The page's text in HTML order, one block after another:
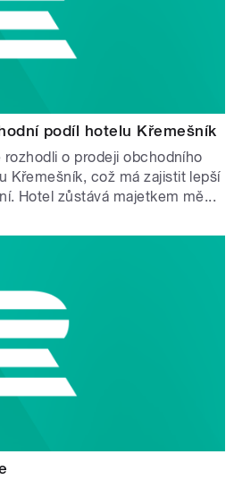
podíl hotelu Křemešník
o prodeji obchodního
Křemešník, což má zajistit lepší
Hotel zůstává majetkem mě...